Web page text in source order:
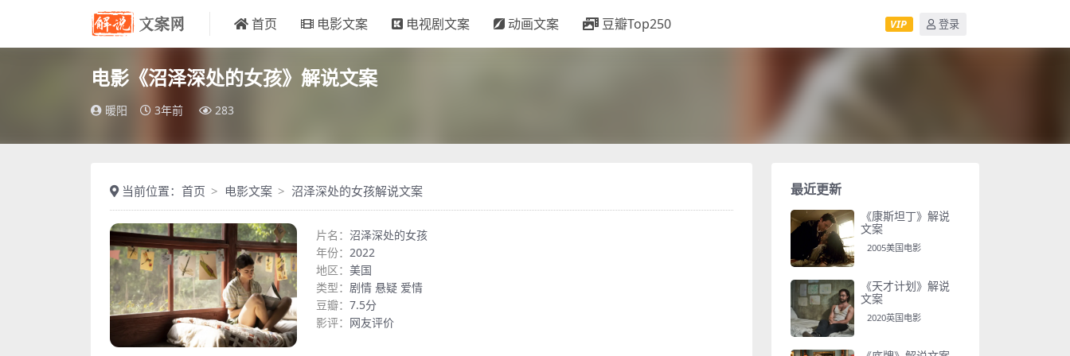
首页 电影文案 电视剧文案 动画文案 豆瓣Top250 VIP 登录
电影《沼泽深处的女孩》解说文案
暖阳 3年前 283
当前位置： 首页 电影文案 沼泽深处的女孩解说文案
片名： 沼泽深处的女孩
年份： 2022
地区： 美国
类型： 剧情 悬疑 爱情
豆瓣： 7.5分
影评： 网友评价
最近更新
《康斯坦丁》解说
文案
2005美国电影
《天才计划》解说
文案
2020英国电影